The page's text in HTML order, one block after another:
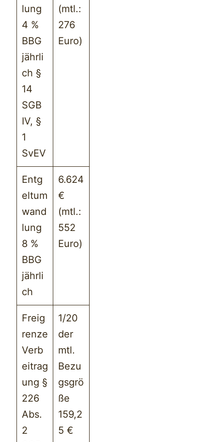
lung
4 %
BBG
jährli
ch §
14
SGB
IV, §
1
SvEV
(mtl.:
276
Euro)
Entg
eltum
wand
lung
8 %
BBG
jährli
ch
6.624
€
(mtl.:
552
Euro)
Freig
renze
Verb
eitrag
ung §
226
Abs.
2
1/20
der
mtl.
Bezu
gsgrö
ße
159,2
5 €